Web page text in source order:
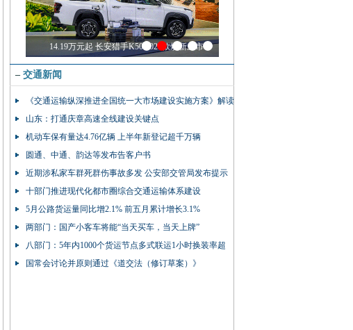
14.19万元起 长安猎手K50 2026款焕新上市
– 交通新闻
《交通运输纵深推进全国统一大市场建设实施方案》解读
山东：打通庆章高速全线建设关键点
机动车保有量达4.76亿辆 上半年新登记超千万辆
圆通、中通、韵达等发布告客户书
近期涉私家车群死群伤事故多发 公安部交管局发布提示
十部门推进现代化都市圈综合交通运输体系建设
5月公路货运量同比增2.1% 前五月累计增长3.1%
两部门：国产小客车将能“当天买车，当天上牌”
八部门：5年内1000个货运节点多式联运1小时换装率超
90%
国常会讨论并原则通过《道交法（修订草案）》